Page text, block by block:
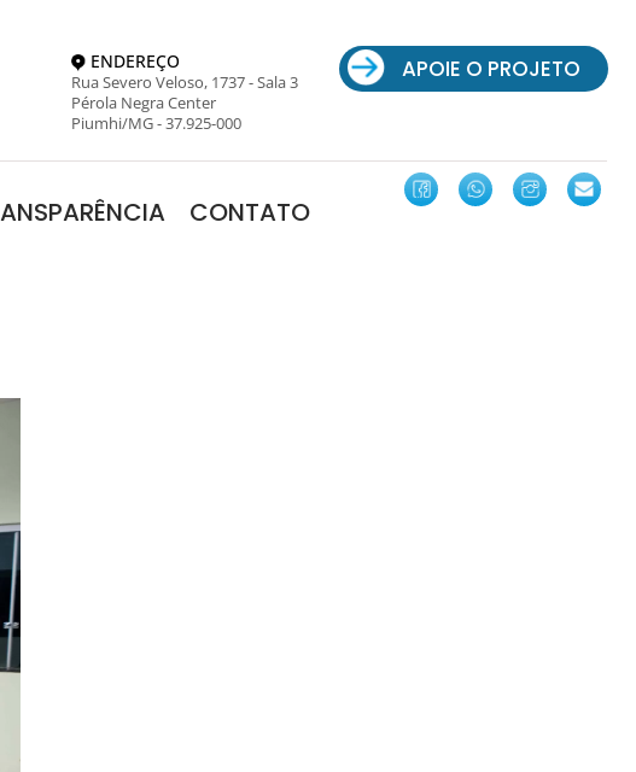
ENDEREÇO
Rua Severo Veloso, 1737 - Sala 3
Pérola Negra Center
Piumhi/MG - 37.925-000
APOIE O PROJETO
CONTATO